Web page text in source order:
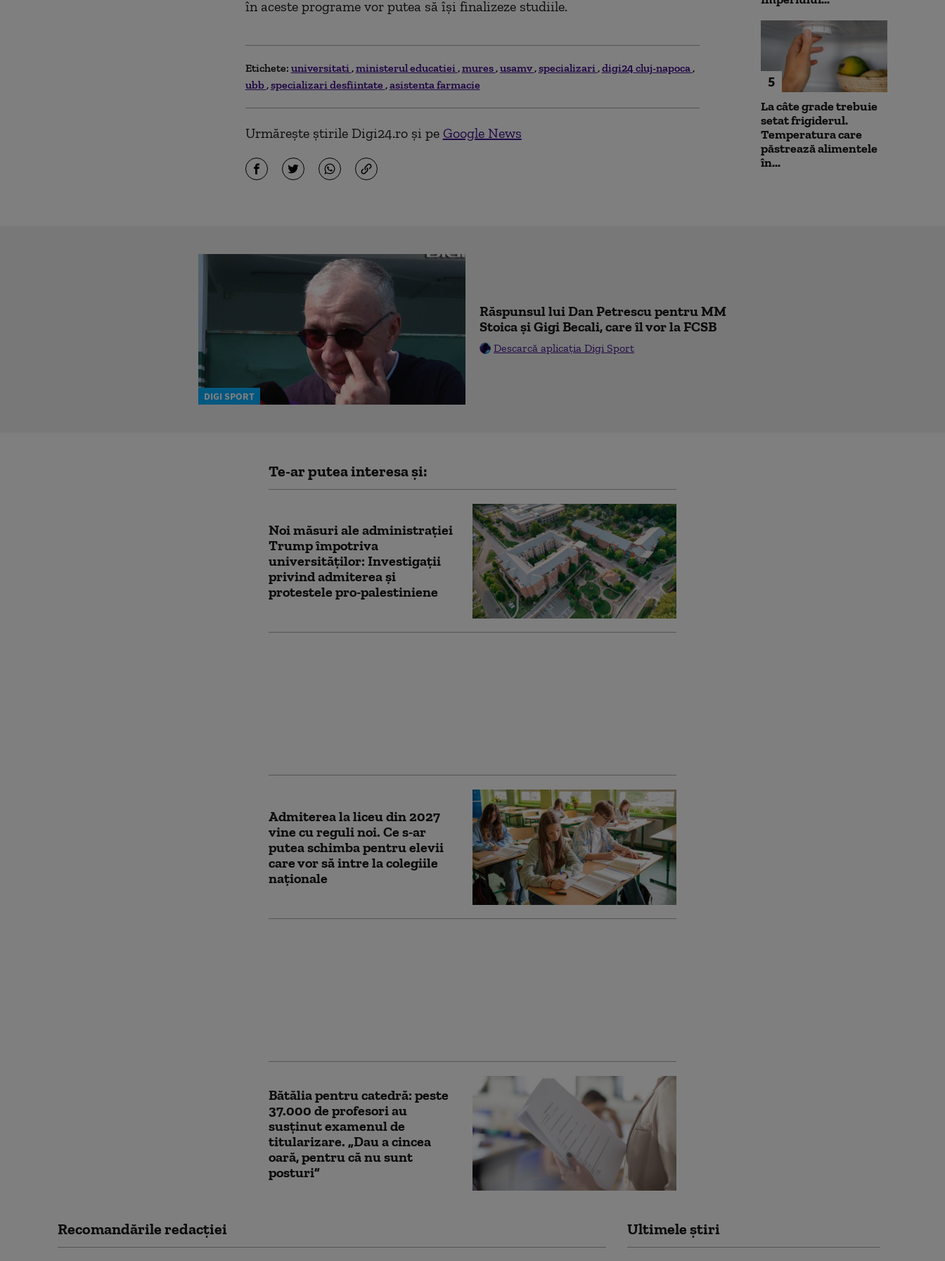
în aceste programe vor putea să îşi finalizeze studiile.
Etichete: universitati ministerul educatiei mures usamv specializari digi24 cluj-napoca
ubb specializari desfiintate asistenta farmacie
Urmărește știrile Digi24.ro și pe Google News
5
La câte grade trebuie
setat frigiderul.
Temperatura care
păstrează alimentele
în...
DIGI SPORT
Răspunsul lui Dan Petrescu pentru MM
Stoica și Gigi Becali, care îl vor la FCSB
Descarcă aplicația Digi Sport
Te-ar putea interesa și:
Noi măsuri ale administrației
Trump împotriva
universităților: Investigații
privind admiterea și
protestele pro-palestiniene
Admiterea la liceu din 2027
vine cu reguli noi. Ce s-ar
putea schimba pentru elevii
care vor să intre la colegiile
naționale
Bătălia pentru catedră: peste
37.000 de profesori au
susținut examenul de
titularizare. „Dau a cincea
oară, pentru că nu sunt
posturi”
Recomandările redacţiei Ultimele știri